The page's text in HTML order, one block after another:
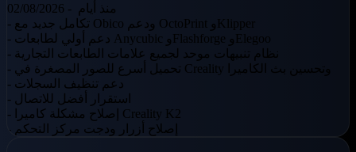
02/08/2026 - منذ أيام
- تكامل جديد مع Obico ودعم OctoPrint وKlipper
- دعم أولي لطابعات Anycubic وFlashforge وElegoo
- نظام تنبيهات موحد لجميع علامات الطابعات التجارية
- تحميل أسرع للصور المصغرة في Creality وتحسين بث الكاميرا
- دعم تنظيف السجلات
- استقرار أفضل للاتصال
- إصلاح مشكلة كاميرا Creality K2
- إصلاح أزرار ودجت مركز التحكم